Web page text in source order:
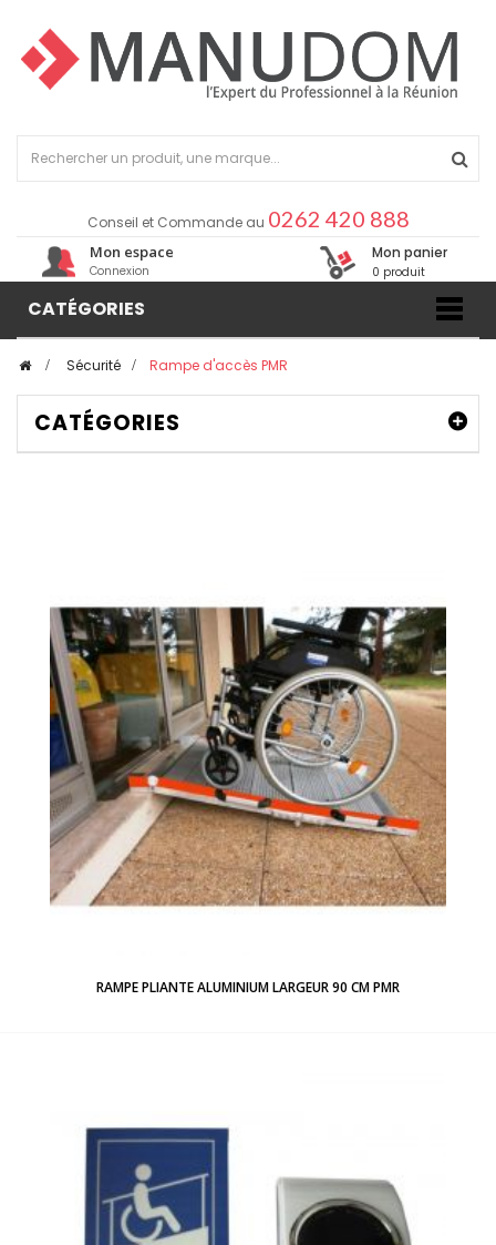
Conseil et Commande au 0262 420 888
Mon espace
Connexion
Mon panier
0 produit
CATÉGORIES
> Sécurité > Rampe d'accès PMR
CATÉGORIES
RAMPE PLIANTE ALUMINIUM LARGEUR 90 CM PMR